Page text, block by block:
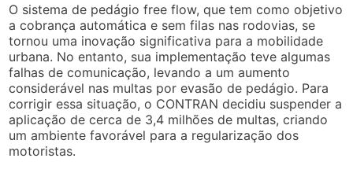
O sistema de pedágio free flow, que tem como objetivo
a cobrança automática e sem filas nas rodovias, se
tornou uma inovação significativa para a mobilidade
urbana. No entanto, sua implementação teve algumas
falhas de comunicação, levando a um aumento
considerável nas multas por evasão de pedágio. Para
corrigir essa situação, o CONTRAN decidiu suspender a
aplicação de cerca de 3,4 milhões de multas, criando
um ambiente favorável para a regularização dos
motoristas.